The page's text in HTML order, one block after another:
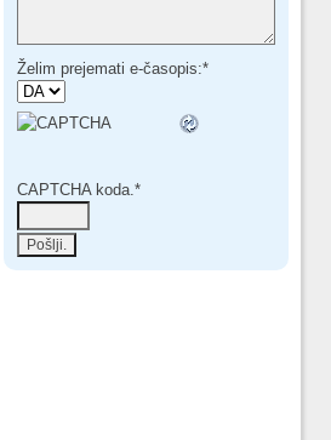
Želim prejemati e-časopis:*
CAPTCHA koda. *